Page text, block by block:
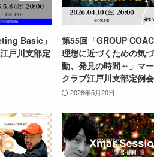
Basic」
戸川支部定
第55回「GROUP
理想に近づくための気
動、発見の時間～」マ
クラブ江戸川支部定例会
2026年5月20日